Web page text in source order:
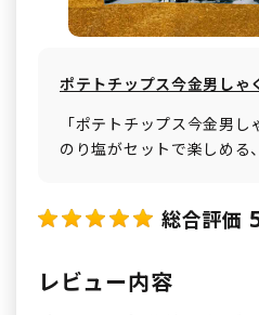
ポテトチップス今金男し
「ポテトチップス今金男
のり塩がセットで楽しめる
総合評価
レビュー内容